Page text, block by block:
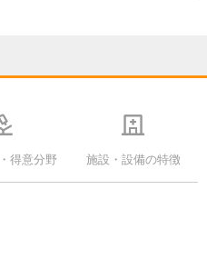
得意分野 施設・設備の特徴